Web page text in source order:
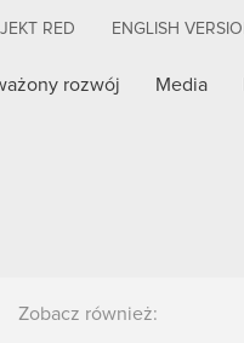
RED ENGLISH
rozwój Media
Zobacz również: